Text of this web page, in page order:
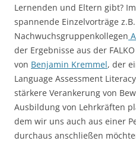
Lernenden und Eltern gibt?
spannende Einzelvorträge
Nachwuchsgruppenkollegen
der Ergebnisse aus der
von Benjamin Kremmel, der
Language Assessment
stärkere Verankerung von
Ausbildung von Lehrkräften
dem wir uns auch aus einer
durchaus anschließen